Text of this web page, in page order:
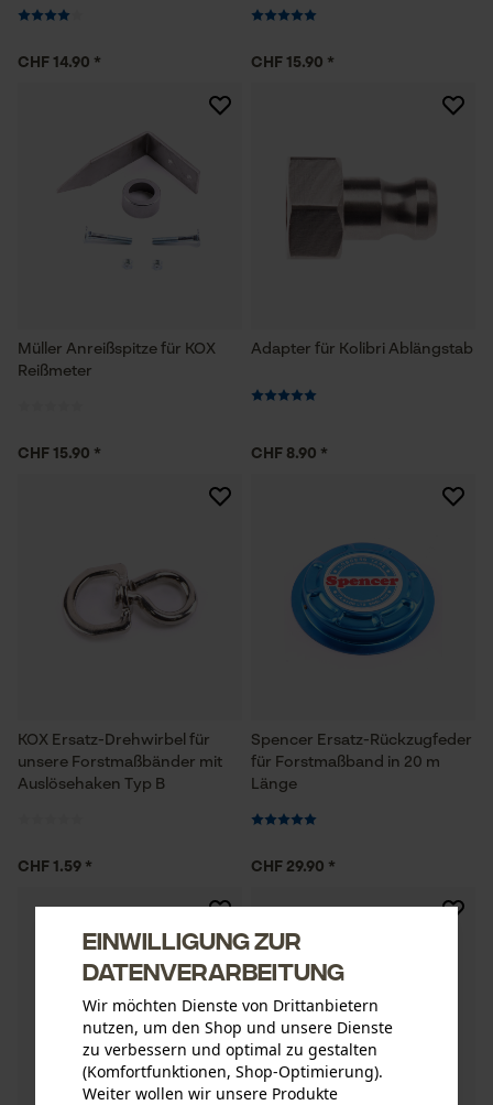
CHF 14.90 * CHF 15.90 *
Müller Anreißspitze für KOX
Reißmeter
CHF 15.90 *
Adapter für Kolibri Ablängstab
CHF 8.90 *
KOX Ersatz-Drehwirbel für
unsere Forstmaßbänder mit
Auslösehaken Typ B
CHF 1.59 *
Spencer Ersatz-Rückzugfeder
für Forstmaßband in 20 m
Länge
CHF 29.90 *
Einwilligung zur
Datenverarbeitung
Wir möchten Dienste von Drittanbietern
nutzen, um den Shop und unsere Dienste
zu verbessern und optimal zu gestalten
(Komfortfunktionen, Shop-Optimierung).
Weiter wollen wir unsere Produkte